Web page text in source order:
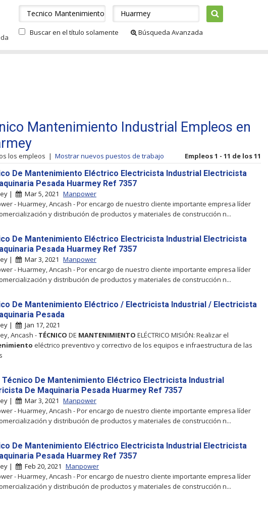
Buscar en el título solamente Búsqueda Avanzada
Mantenimiento Industrial Empleos en
los empleos | Mostrar nuevos puestos de trabajo Empleos 1 - 11 de los 11
De Mantenimiento Eléctrico Electricista Industrial Electricista
Pesada Huarmey Ref 7357
| Mar 5, 2021 Manpower
- Huarmey, Ancash - Por encargo de nuestro cliente importante empresa líder
y distribución de productos y materiales de construcción n...
De Mantenimiento Eléctrico Electricista Industrial Electricista
Pesada Huarmey Ref 7357
| Mar 3, 2021 Manpower
- Huarmey, Ancash - Por encargo de nuestro cliente importante empresa líder
y distribución de productos y materiales de construcción n...
De Mantenimiento Eléctrico / Electricista Industrial / Electricista
Pesada
|
Jan 17, 2021
Ancash - TÉCNICO DE MANTENIMIENTO ELÉCTRICO MISIÓN: Realizar el
eléctrico preventivo y correctivo de los equipos e infraestructura de las
Técnico De Mantenimiento Eléctrico Electricista Industrial
De Maquinaria Pesada Huarmey Ref 7357
| Mar 3, 2021 Manpower
- Huarmey, Ancash - Por encargo de nuestro cliente importante empresa líder
y distribución de productos y materiales de construcción n...
De Mantenimiento Eléctrico Electricista Industrial Electricista
Pesada Huarmey Ref 7357
| Feb 20, 2021 Manpower
- Huarmey, Ancash - Por encargo de nuestro cliente importante empresa líder
y distribución de productos y materiales de construcción n...